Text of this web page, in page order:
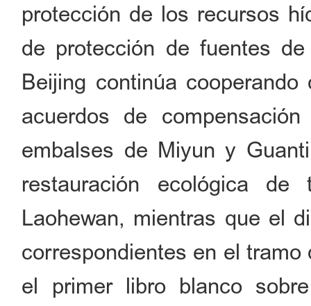
protección de los recursos
de protección de fuentes
Beijing continúa
acuerdos de
embalses de Miyun y
restauración ecológica
Laohewan, mientras que el
correspondientes en el
el primer libro blanco